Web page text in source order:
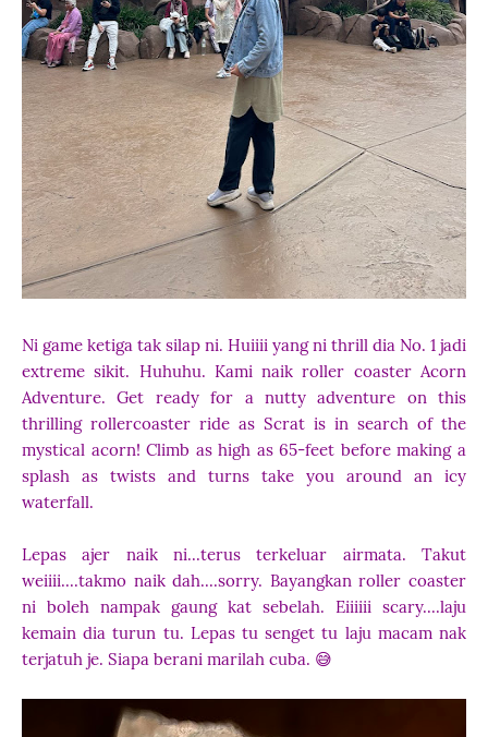
Ni game ketiga tak silap ni. Huiiii yang ni thrill dia No. 1 jadi
extreme sikit. Huhuhu. Kami naik roller coaster Acorn
Adventure.Get ready for a nutty adventure on this
thrilling rollercoaster ride as Scrat is in search of the
mystical acorn! Climb as high as 65-feet before making a
splash as twists and turns take you around an icy
waterfall.
Lepas ajer naik ni...terus terkeluar airmata. Takut
weiiii....takmo naik dah....sorry. Bayangkan roller coaster
ni boleh nampak gaung kat sebelah. Eiiiiii scary....laju
kemain dia turun tu. Lepas tu senget tu laju macam nak
terjatuh je. Siapa berani marilah cuba. 😅